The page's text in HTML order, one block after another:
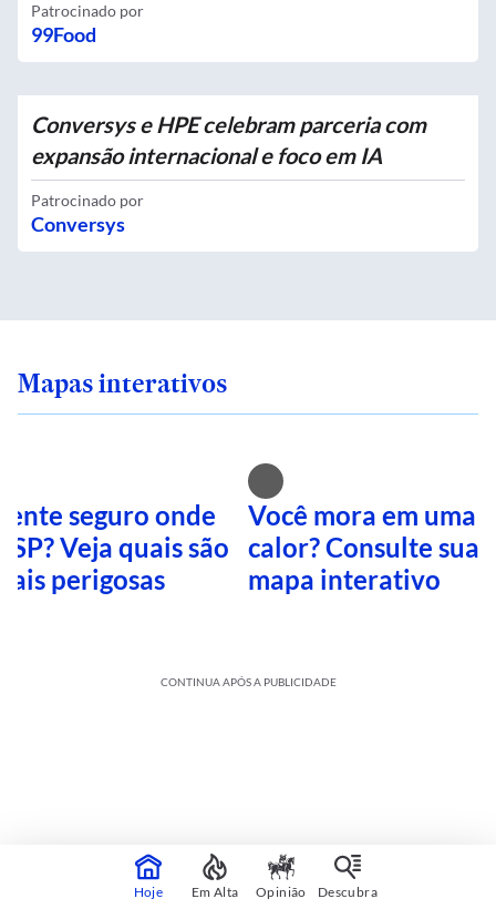
Patrocinado por
99Food
Conversys e HPE celebram parceria com
expansão internacional e foco em IA
Patrocinado por
Conversys
Mapas interativos
seguro onde
SP? Veja quais são
perigosas
Você mora em uma
calor? Consulte sua
mapa interativo
CONTINUA APÓS A PUBLICIDADE
Hoje Em Alta Opinião Descubra